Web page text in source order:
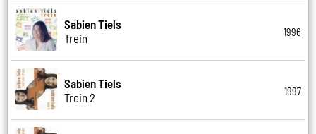
Sabien Tiels
Trein
1996
Sabien Tiels
Trein 2
1997